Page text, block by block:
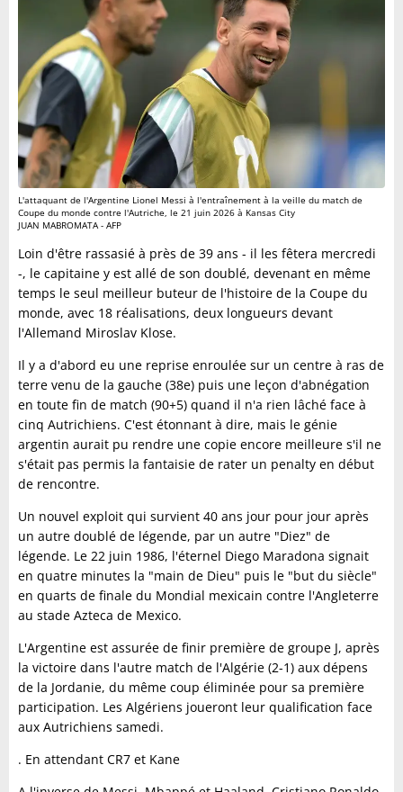
L'attaquant de l'Argentine Lionel Messi à l'entraînement à la veille du match de
Coupe du monde contre l'Autriche, le 21 juin 2026 à Kansas City
JUAN MABROMATA - AFP
Loin d'être rassasié à près de 39 ans - il les fêtera mercredi
-, le capitaine y est allé de son doublé, devenant en même
temps le seul meilleur buteur de l'histoire de la Coupe du
monde, avec 18 réalisations, deux longueurs devant
l'Allemand Miroslav Klose.
Il y a d'abord eu une reprise enroulée sur un centre à ras de
terre venu de la gauche (38e) puis une leçon d'abnégation
en toute fin de match (90+5) quand il n'a rien lâché face à
cinq Autrichiens. C'est étonnant à dire, mais le génie
argentin aurait pu rendre une copie encore meilleure s'il ne
s'était pas permis la fantaisie de rater un penalty en début
de rencontre.
Un nouvel exploit qui survient 40 ans jour pour jour après
un autre doublé de légende, par un autre "Diez" de
légende. Le 22 juin 1986, l'éternel Diego Maradona signait
en quatre minutes la "main de Dieu" puis le "but du siècle"
en quarts de finale du Mondial mexicain contre l'Angleterre
au stade Azteca de Mexico.
L'Argentine est assurée de finir première de groupe J, après
la victoire dans l'autre match de l'Algérie (2-1) aux dépens
de la Jordanie, du même coup éliminée pour sa première
participation. Les Algériens joueront leur qualification face
aux Autrichiens samedi.
. En attendant CR7 et Kane